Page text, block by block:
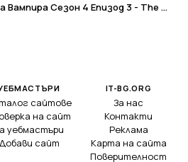
Дневниците на Вампира Сезон 4 Епизод 3 - The Vampire Diaries Season 4 Episode 3
сайтове
на сайт
уебмастъри
Добави сайт
IT-BG.ORG
За нас
Контакти
Реклама
Карта на сайта
Поверителност